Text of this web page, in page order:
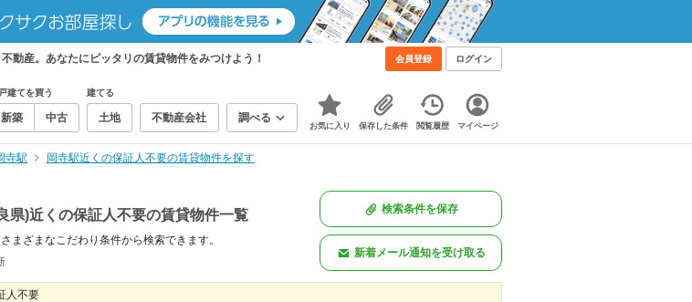
動産。あなたにピッタリの賃貸物件をみつけよう！ 会員登録 ログイン
建てを買う
新築 中古
建てる
土地 不動産会社 調べる
お気に入り 保存した条件 閲覧履歴 マイページ
寺駅 岡寺駅近くの保証人不要の賃貸物件を探す
県)近くの保証人不要の賃貸物件一覧
まざまなこだわり条件から検索できます。
検索条件を保存
新着メール通知を受け取る
人不要